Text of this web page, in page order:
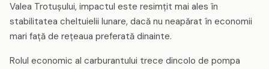
Valea Trotușului, impactul este resimțit mai ales în
stabilitatea cheltuielii lunare, dacă nu neapărat în economii
mari față de rețeaua preferată dinainte.
Rolul economic al carburantului trece dincolo de pompa